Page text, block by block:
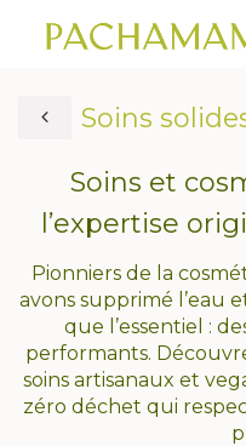
Soins
Soins et
l’expertise
Pionniers de la
avons supprimé l’eau
que l’essentiel :
performants.
soins artisanaux et
zéro déchet qui